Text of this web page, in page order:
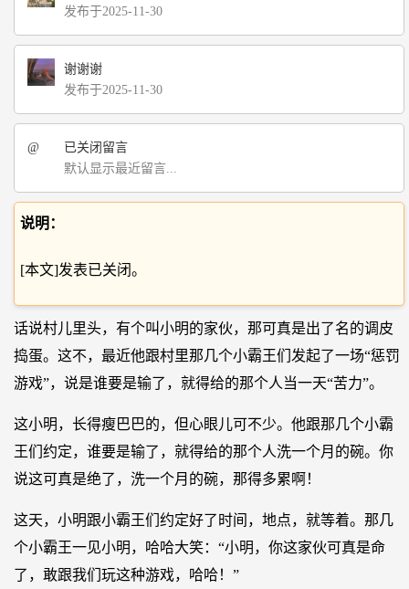
发布于2025-11-30
谢谢谢
发布于2025-11-30
@
已关闭留言
默认显示最近留言...
说明：
[本文]发表已关闭。
话说村儿里头，有个叫小明的家伙，那可真是出了名的调皮
捣蛋。这不，最近他跟村里那几个小霸王们发起了一场“惩罚
游戏”，说是谁要是输了，就得给的那个人当一天“苦力”。
这小明，长得瘦巴巴的，但心眼儿可不少。他跟那几个小霸
王们约定，谁要是输了，就得给的那个人洗一个月的碗。你
说这可真是绝了，洗一个月的碗，那得多累啊！
这天，小明跟小霸王们约定好了时间，地点，就等着。那几
个小霸王一见小明，哈哈大笑：“小明，你这家伙可真是命
了，敢跟我们玩这种游戏，哈哈！”